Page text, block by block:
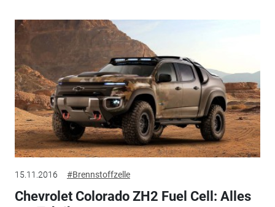
15.11.2016 #Brennstoffzelle
Chevrolet Colorado ZH2 Fuel Cell: Alles